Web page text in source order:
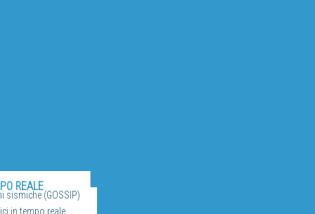
REALE
sismiche (GOSSIP)
in tempo reale